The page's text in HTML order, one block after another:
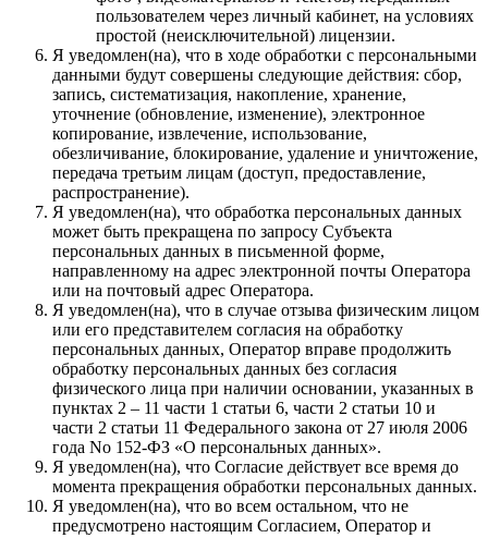
пользователем через личный кабинет, на условиях
простой (неисключительной) лицензии.
Я уведомлен(на), что в ходе обработки с персональными
данными будут совершены следующие действия: сбор,
запись, систематизация, накопление, хранение,
уточнение (обновление, изменение), электронное
копирование, извлечение, использование,
обезличивание, блокирование, удаление и уничтожение,
передача третьим лицам (доступ, предоставление,
распространение).
Я уведомлен(на), что обработка персональных данных
может быть прекращена по запросу Субъекта
персональных данных в письменной форме,
направленному на адрес электронной почты Оператора
или на почтовый адрес Оператора.
Я уведомлен(на), что в случае отзыва физическим лицом
или его представителем согласия на обработку
персональных данных, Оператор вправе продолжить
обработку персональных данных без согласия
физического лица при наличии основании, указанных в
пунктах 2 – 11 части 1 статьи 6, части 2 статьи 10 и
части 2 статьи 11 Федерального закона от 27 июля 2006
года No 152-ФЗ «О персональных данных».
Я уведомлен(на), что Согласие действует все время до
момента прекращения обработки персональных данных.
Я уведомлен(на), что во всем остальном, что не
предусмотрено настоящим Согласием, Оператор и